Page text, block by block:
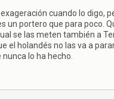
exageración cuando lo digo,
un portero que para poco.
se las meten también a
el holandés no las va a
lo ha hecho.